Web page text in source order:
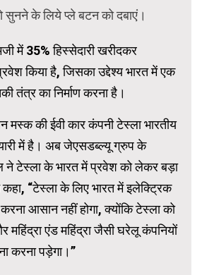
में 35% हिस्सेदारी खरीदकर
किया है, जिसका उद्देश्य भारत में एक
तंत्र का निर्माण करना है।
मस्क की ईवी कार कंपनी टेस्ला भारतीय
में है। अब जेएसडब्ल्यू ग्रुप के
टेस्ला के भारत में प्रवेश को लेकर बड़ा
कहा, “टेस्ला के लिए भारत में इलेक्ट्रिक
आसान नहीं होगा, क्योंकि टेस्ला को
महिंद्रा एंड महिंद्रा जैसी घरेलू कंपनियों
करना पड़ेगा।”